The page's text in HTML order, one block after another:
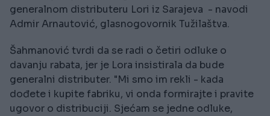
generalnom distributeru Lori iz Sarajeva - navodi
Admir Arnautović, glasnogovornik Tužilaštva.
Šahmanović tvrdi da se radi o četiri odluke o
davanju rabata, jer je Lora insistirala da bude
generalni distributer. "Mi smo im rekli - kada
dođete i kupite fabriku, vi onda formirajte i pravite
ugovor o distribuciji. Sjećam se jedne odluke,